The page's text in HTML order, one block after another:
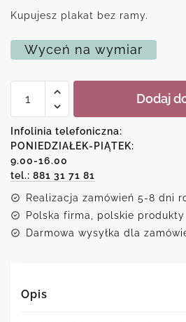
Kupujesz plakat bez ramy.
Wyceń na wymiar
Plakat
zielonej
trawy
Dodaj
Infolinia telefoniczna:
PONIEDZIAŁEK-PIĄTEK:
9.00-16.00
tel.: 881 31 71 81
Realizacja zamówień 5-8 dni
Polska firma, polskie produkty
Darmowa wysyłka dla
Opis